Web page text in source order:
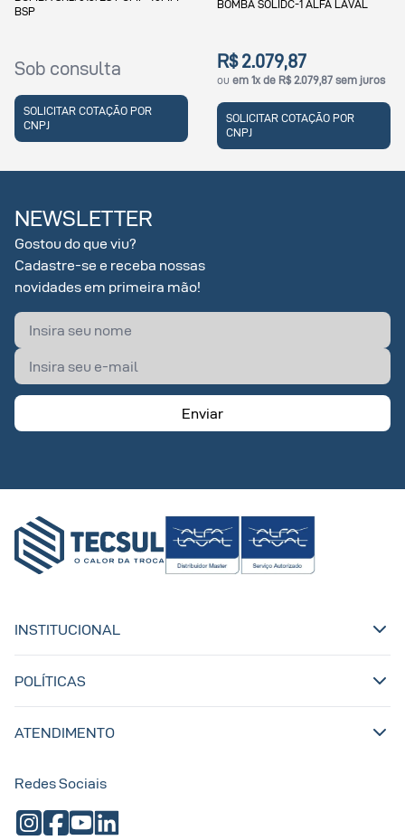
POR
BOMBA SOLIDC-1 ALFA LAVAL
R$ 2.079,87
em 1x de R$ 2.079,87 sem juros
SOLICITAR COTAÇÃO POR
BOMBA LKH-25 E
ouem 1x de R$
SOLICITAR
NEWSLETTER
Gostou do que viu?
Cadastre-se e receba nossas
novidades em primeira mão!
Enviar
INSTITUCIONAL
POLÍTICAS
ATENDIMENTO
Redes Sociais